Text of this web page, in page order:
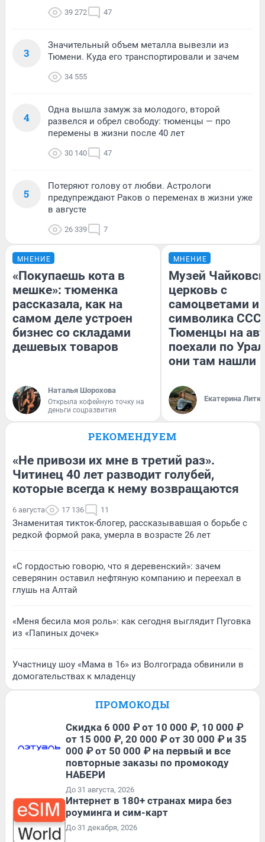
39 272 47
3
Значительный объем металла вывезли из
Тюмени. Куда его транспортировали и зачем
34 555
4
Одна вышла замуж за молодого, второй
развелся и обрел свободу: тюменцы — про
перемены в жизни после 40 лет
30 140 47
5
Потеряют голову от любви. Астрологи
предупреждают Раков о переменах в жизни уже
в августе
26 339 7
МНЕНИЕ
«Покупаешь кота в
мешке»: тюменка
рассказала, как на
самом деле устроен
бизнес со складами
дешевых товаров
Наталья Шорохова
Открыла кофейную точку на
деньги соцразвития
МНЕНИЕ
Музей
церковь с
самоцветами и
символика
Тюменцы на
поехали по
они там нашли
Екатерина
РЕКОМЕНДУЕМ
«Не привози их мне в третий раз».
Читинец 40 лет разводит голубей,
которые всегда к нему возвращаются
6 августа 17 136 11
Знаменитая тикток-блогер, рассказывавшая о борьбе с
редкой формой рака, умерла в возрасте 26 лет
«С гордостью говорю, что я деревенский»: зачем
северянин оставил нефтяную компанию и переехал в
глушь на Алтай
«Меня бесила моя роль»: как сегодня выглядит Пуговка
из «Папиных дочек»
Участницу шоу «Мама в 16» из Волгограда обвинили в
домогательствах к младенцу
ПРОМОКОДЫ
Скидка 6 000 ₽ от 10 000 ₽, 10 000 ₽
от 15 000 ₽, 20 000 ₽ от 30 000 ₽ и 35
000 ₽ от 50 000 ₽ на первый и все
повторные заказы по промокоду
НАБЕРИ
До 31 августа, 2026
Интернет в 180+ странах мира без
роуминга и сим-карт
До 31 декабря, 2026